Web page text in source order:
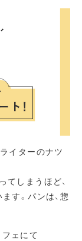
イターのナツ
しまうほど、
す。パンは、惣
ェにて